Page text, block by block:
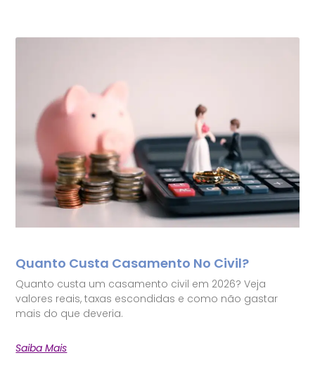
Quanto Custa Casamento No Civil?
Quanto custa um casamento civil em 2026? Veja
valores reais, taxas escondidas e como não gastar
mais do que deveria.
Saiba Mais